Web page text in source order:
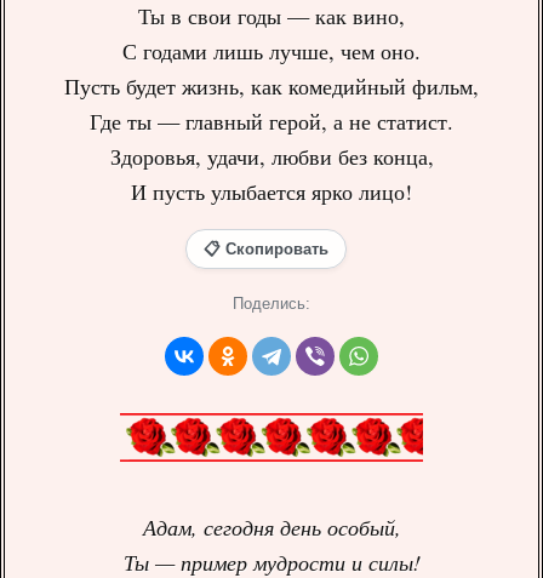
Ты в свои годы — как вино,
С годами лишь лучше, чем оно.
Пусть будет жизнь, как комедийный фильм,
Где ты — главный герой, а не статист.
Здоровья, удачи, любви без конца,
И пусть улыбается ярко лицо!
📋 Скопировать
Поделись:
Адам, сегодня день особый,
Ты — пример мудрости и силы!